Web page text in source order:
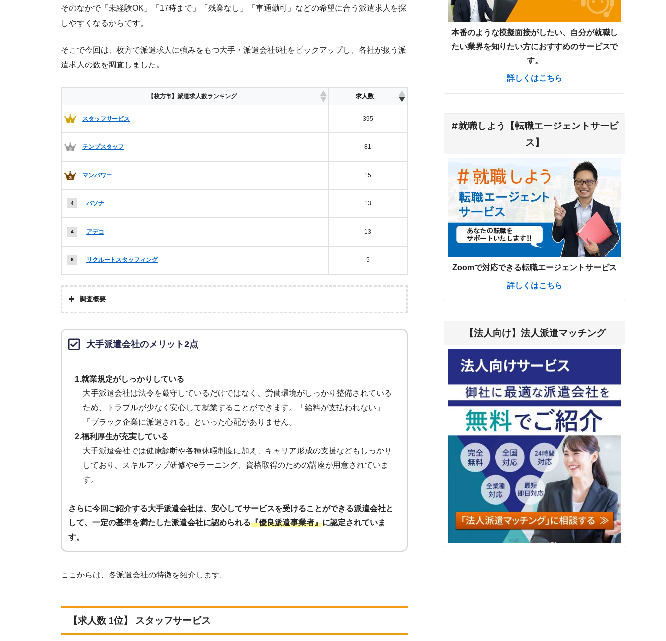
そのなかで「未経験OK」「17時まで」「残業なし」「車通勤可」などの希望に合う派遣求人を探
しやすくなるからです。
そこで今回は、枚方で派遣求人に強みをもつ大手・派遣会社6社をピックアップし、各社が扱う派
遣求人の数を調査しました。
【枚方市】派遣求人数ランキング 求人数
スタッフサービス 395
テンプスタッフ 81
マンパワー 15
パソナ 13
アデコ 13
リクルートスタッフィング 5
調査概要
大手派遣会社のメリット2点
1.就業規定がしっかりしている
大手派遣会社は法令を厳守しているだけではなく、労働環境がしっかり整備されている
ため、トラブルが少なく安心して就業することができます。「給料が支払われない」
「ブラック企業に派遣される」といった心配がありません。
2.福利厚生が充実している
大手派遣会社では健康診断や各種休暇制度に加え、キャリア形成の支援などもしっかり
しており、スキルアップ研修やeラーニング、資格取得のための講座が用意されていま
す。
さらに今回ご紹介する大手派遣会社は、安心してサービスを受けることができる派遣会社と
して、一定の基準を満たした派遣会社に認められる『優良派遣事業者』に認定されていま
す。
ここからは、各派遣会社の特徴を紹介します。
【求人数 1位】 スタッフサービス
本番のような模擬面接がしたい、自分が就職し
たい業界を知りたい方におすすめのサービスで
す。
詳しくはこちら
#就職しよう【転職エージェントサービ
ス】
Zoomで対応できる転職エージェントサービス
詳しくはこちら
【法人向け】法人派遣マッチング